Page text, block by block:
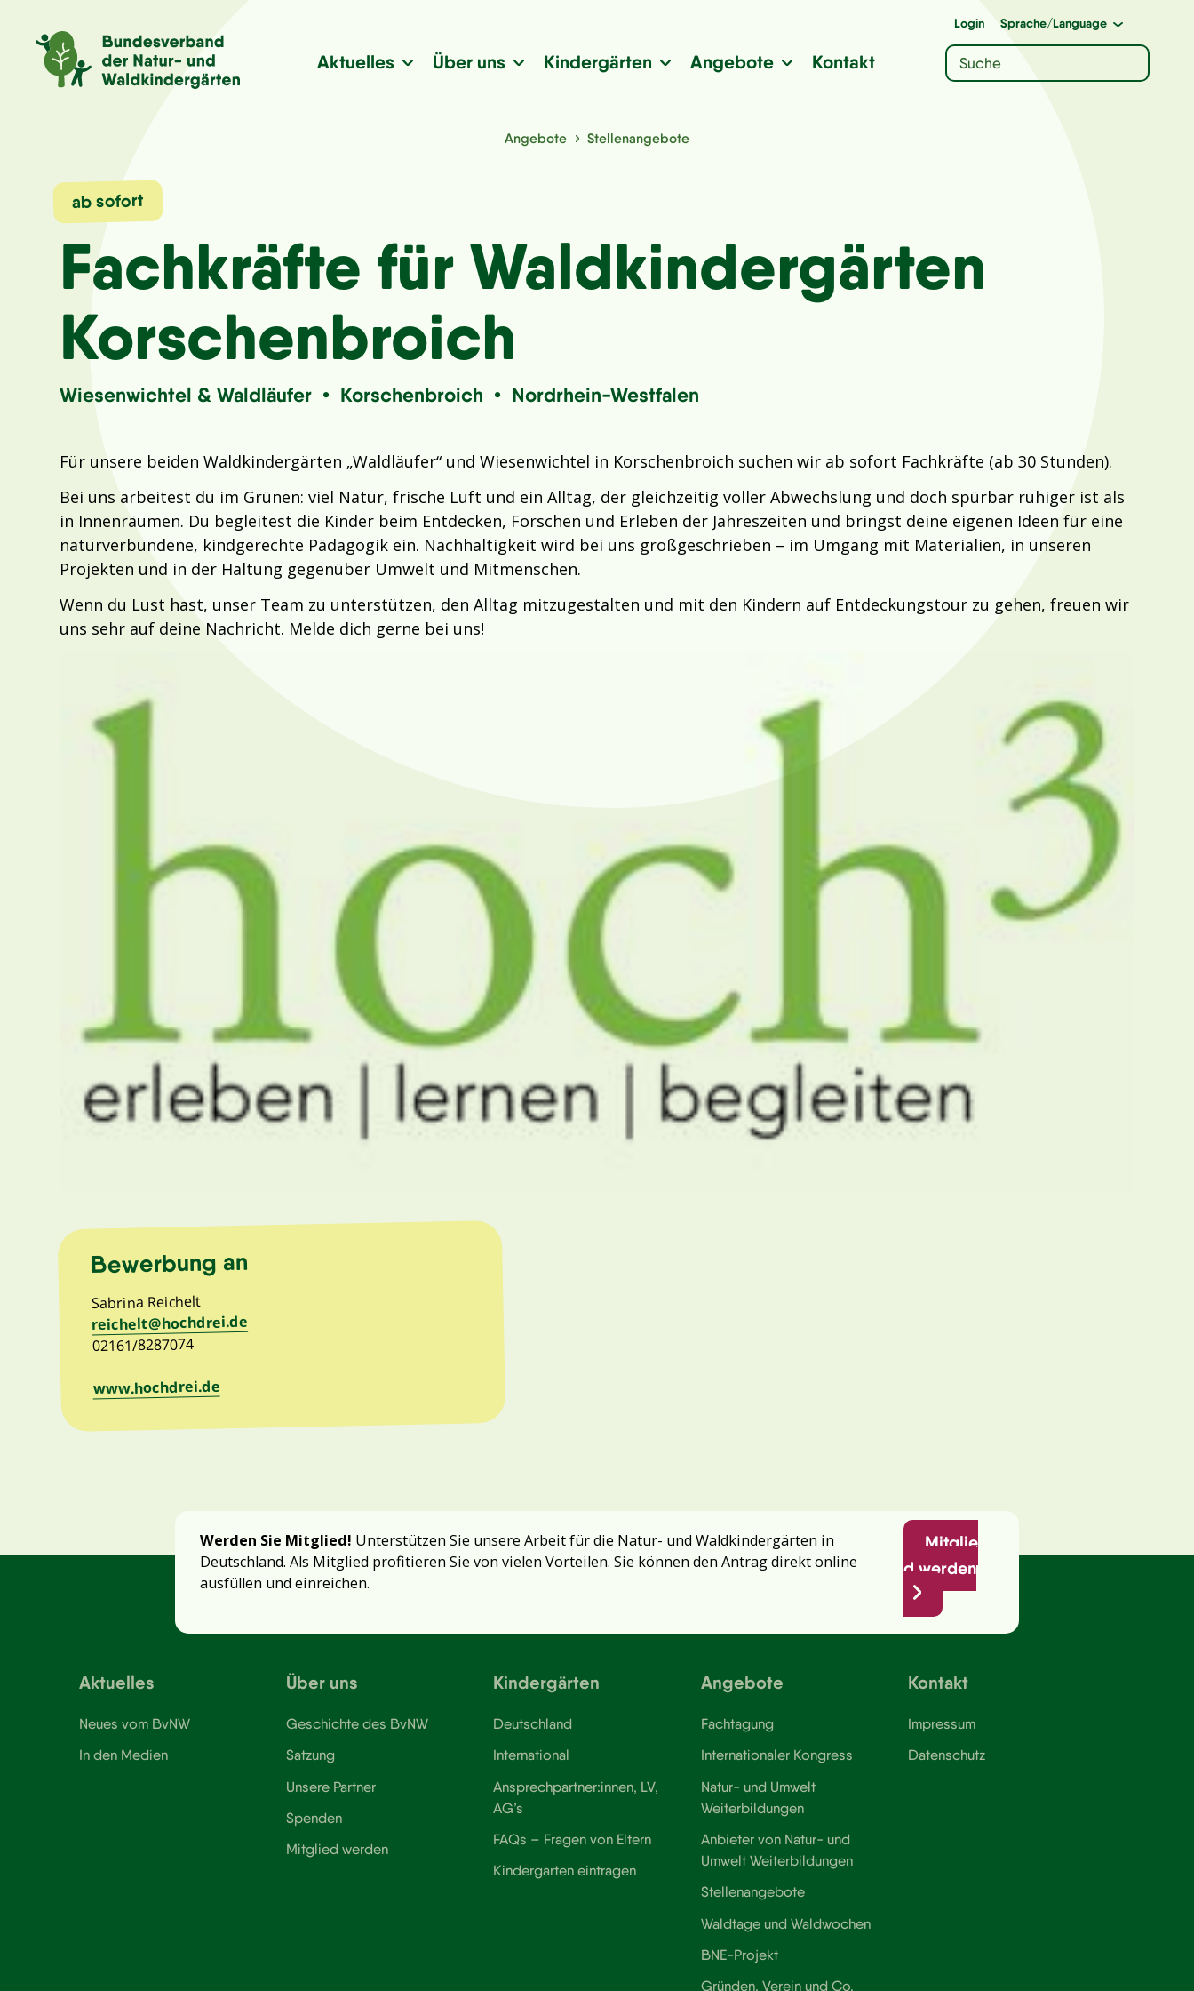
Login Sprache/Language
Aktuelles Über uns Kindergärten Angebote Kontakt
Angebote Stellenangebote
ab sofort
Fachkräfte für Waldkindergärten
Korschenbroich
Wiesenwichtel & Waldläufer • Korschenbroich • Nordrhein-Westfalen
Für unsere beiden Waldkindergärten „Waldläufer“ und Wiesenwichtel in Korschenbroich suchen wir ab sofort Fachkräfte (ab 30 Stunden).
Bei uns arbeitest du im Grünen: viel Natur, frische Luft und ein Alltag, der gleichzeitig voller Abwechslung und doch spürbar ruhiger ist als
in Innenräumen. Du begleitest die Kinder beim Entdecken, Forschen und Erleben der Jahreszeiten und bringst deine eigenen Ideen für eine
naturverbundene, kindgerechte Pädagogik ein. Nachhaltigkeit wird bei uns großgeschrieben – im Umgang mit Materialien, in unseren
Projekten und in der Haltung gegenüber Umwelt und Mitmenschen.
Wenn du Lust hast, unser Team zu unterstützen, den Alltag mitzugestalten und mit den Kindern auf Entdeckungstour zu gehen, freuen wir
uns sehr auf deine Nachricht. Melde dich gerne bei uns!
Bewerbung an
Sabrina Reichelt
reichelt@hochdrei.de
02161/8287074
www.hochdrei.de
Werden Sie Mitglied! Unterstützen Sie unsere Arbeit für die Natur- und Waldkindergärten in
Deutschland. Als Mitglied profitieren Sie von vielen Vorteilen. Sie können den Antrag direkt online
ausfüllen und einreichen.
Mitglie
d werden
Aktuelles
Neues vom BvNW
In den Medien
Über uns
Geschichte des BvNW
Satzung
Unsere Partner
Spenden
Mitglied werden
Kindergärten
Deutschland
International
Ansprechpartner:innen, LV,
AG’s
FAQs – Fragen von Eltern
Kindergarten eintragen
Angebote
Fachtagung
Internationaler Kongress
Natur- und Umwelt
Weiterbildungen
Anbieter von Natur- und
Umwelt Weiterbildungen
Stellenangebote
Waldtage und Waldwochen
BNE-Projekt
Gründen, Verein und Co.
Kontakt
Impressum
Datenschutz